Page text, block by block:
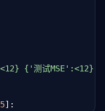
{'测试MSE':<12}
]: